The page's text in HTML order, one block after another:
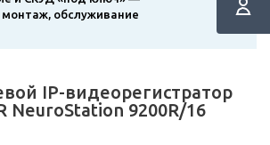
обслуживание
IP-видеорегистратор
NeuroStation 9200R/16